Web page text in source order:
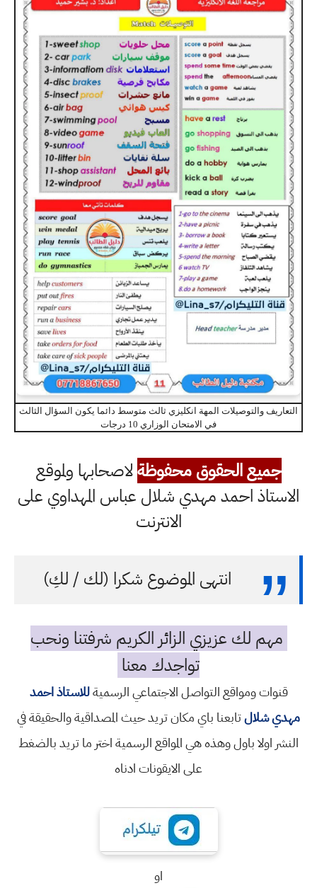
التعاريف والتوصيلات المهة انكليزي ثالث متوسط دائما يكون السؤال الثالث
في الامتحان الوزاري 10 درجات
جميع الحقوق محفوظةلاصحابها ولموقع
الاستاذ احمد مهدي شلال عباس المهداوي على
الانترنت
انتهى الموضوع شكرا (لك / لكِ)
مهم لك عزيزي الزائر الكريم شرفتنا ونحب
تواجدك معنا
قنوات ومواقع التواصل الاجتماعي الرسميةللاستاذ احمد
مهدي شلالتابعنا باي مكان تريد حيث المصداقية والحقيقة في
النشر اولا باول وهذه هي المواقع الرسمية اختر ما تريد بالضغط
على الايقونات ادناه
او